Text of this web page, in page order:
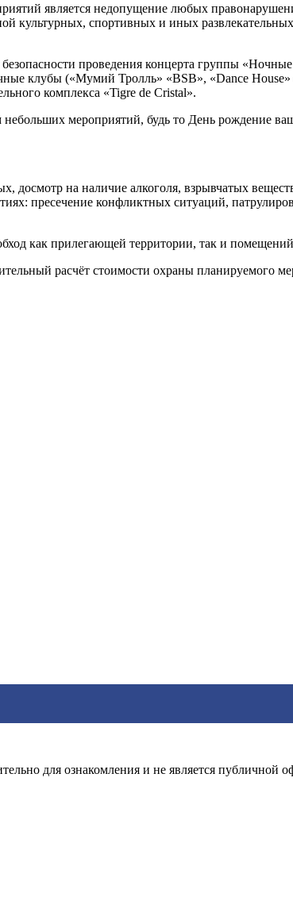
является недопущение любых
культурных, спортивных и иных
проведения концерта группы
клубы («Мумий Тролль» «BSB», «Dance
комплекса «Tigre de Cristal».
мероприятий, будь то День рождение
досмотр на наличие алкоголя, взрывчатых
пресечение конфликтных ситуаций,
как прилегающей территории, так и
расчёт стоимости охраны планируемого
для ознакомления и не является публичной